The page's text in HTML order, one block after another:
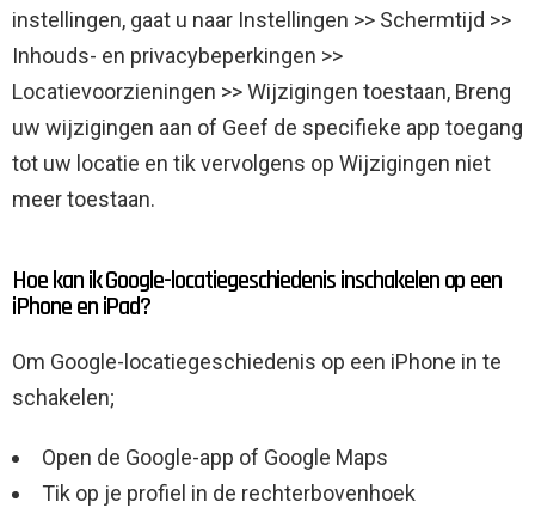
instellingen, gaat u naar Instellingen >> Schermtijd >>
Inhouds- en privacybeperkingen >>
Locatievoorzieningen >> Wijzigingen toestaan, Breng
uw wijzigingen aan of Geef de specifieke app toegang
tot uw locatie en tik vervolgens op Wijzigingen niet
meer toestaan.
Hoe kan ik Google-locatiegeschiedenis inschakelen op een
iPhone en iPad?
Om Google-locatiegeschiedenis op een iPhone in te
schakelen;
Open de Google-app of Google Maps
Tik op je profiel in de rechterbovenhoek